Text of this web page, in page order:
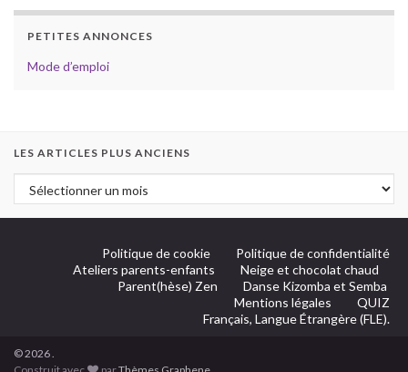
PETITES ANNONCES
Mode d’emploi
LES ARTICLES PLUS ANCIENS
Politique de cookie
Politique de confidentialité
Ateliers parents-enfants
Neige et chocolat chaud
Parent(hèse) Zen
Danse Kizomba et Semba
Mentions légales
QUIZ
Français, Langue Étrangère (FLE).
© 2026 .